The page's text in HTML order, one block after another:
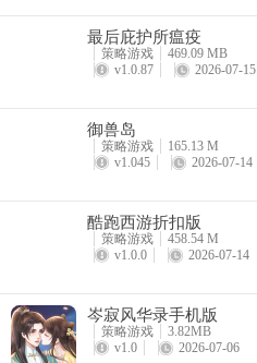
最后庇护所瘟疫
策略游戏
469.09 MB
v1.0.87
2026-07-15
御兽岛
策略游戏
165.13 M
v1.045
2026-07-14
酷跑西游折扣版
策略游戏
458.54 M
v1.0.0
2026-07-14
岑寂风华录手机版
策略游戏
3.82MB
v1.0
2026-07-06